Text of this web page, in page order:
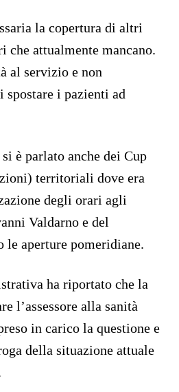
la copertura di altri
che attualmente mancano.
al servizio e non
spostare i pazienti ad
è parlato anche dei Cup
territoriali dove era
degli orari agli
Valdarno e del
le aperture pomeridiane.
ha riportato che la
l’assessore alla sanità
in carico la questione e
della situazione attuale